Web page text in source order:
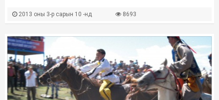
2013 оны 3-р сарын 10 -нд 8693